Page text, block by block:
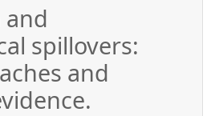
spillovers:
and